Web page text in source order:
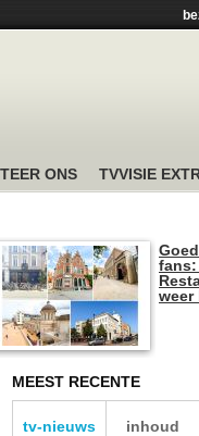
ONS TVVISIE
fans:
weer
MEEST RECENTE
tv-nieuws inhoud